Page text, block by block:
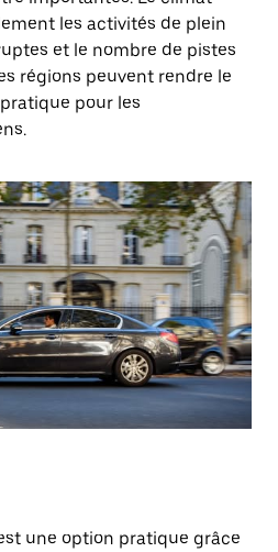
les activités de plein
et le nombre de pistes
régions peuvent rendre le
pour les
une option pratique grâce